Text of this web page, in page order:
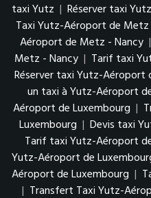
taxi Yutz | Réserver taxi Yutz
Taxi Yutz-Aéroport de
Aéroport de Metz - Nancy |
Metz - Nancy | Tarif taxi
Réserver taxi Yutz-Aéroport
un taxi à Yutz-Aéroport
Aéroport de Luxembourg |
Luxembourg | Devis taxi
Tarif taxi Yutz-Aéroport
Yutz-Aéroport de
Aéroport de Luxembourg |
| Transfert Taxi Yutz-